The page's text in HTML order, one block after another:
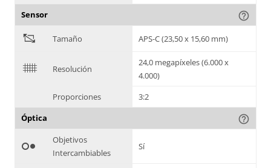
Sensor help_outline
" Tamaño APS-C (23,50 x 15,60 mm)
$ Resolución
24,0 megapíxeles (6.000 x
4.000)
Proporciones
3:2
Óptica
help_outline
hdr_weak
Objetivos
Intercambiables
Sí